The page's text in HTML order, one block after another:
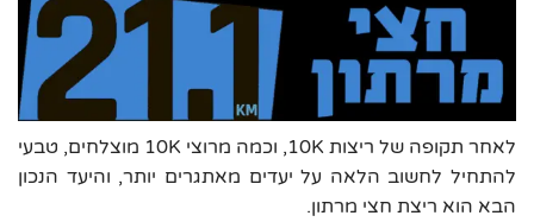
לאחר תקופה של ריצות 10K, וכמה מרוצי 10K מוצלחים, טבעי
להתחיל לחשוב הלאה על יעדים מאתגרים יותר, והיעד הנכון
הבא הוא ריצת חצי מרתון.